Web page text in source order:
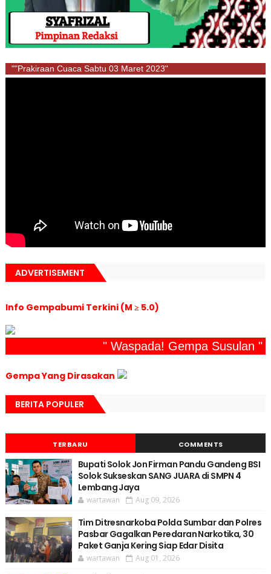
""Prakiraan Cuaca Sabtu 03 Maret 2023"
ADVERTISEMENT
Info Gempabumi Terkini (M ≥ 5.0)
" Waspada! Gempa Susulan "
Gempa Yang Dirasakan
BERITA POPULER
TERBARU COMMENTS
Bupati Solok Jon Firman Pandu Gandeng BSI
Solok Sukseskan SANG JUARA di SMPN 4
Lembang Jaya
wartawan Aug 09, 2026
Tim Ditresnarkoba Polda Sumbar dan Polres
Pasbar Gagalkan Peredaran Narkotika, 30
Paket Ganja Kering Siap Edar Disita
wartawan Aug 01, 2026